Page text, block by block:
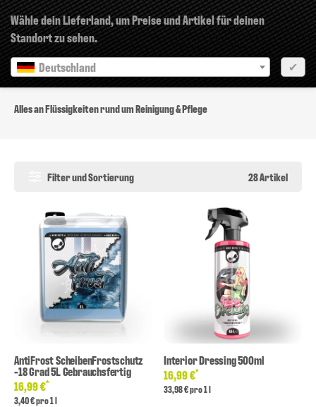
Wähle dein Lieferland, um Preise und Artikel für deinen
Standort zu sehen.
Deutschland
✔
Chemicals
Alles an Flüssigkeiten rund um Reinigung & Pflege
Filter und Sortierung 28 Artikel
AntiFrost ScheibenFrostschutz
-18 Grad 5L Gebrauchsfertig
16,99 €*
3,40 € pro 1 l
Interior Dressing 500ml
16,99 €*
33,98 € pro 1 l